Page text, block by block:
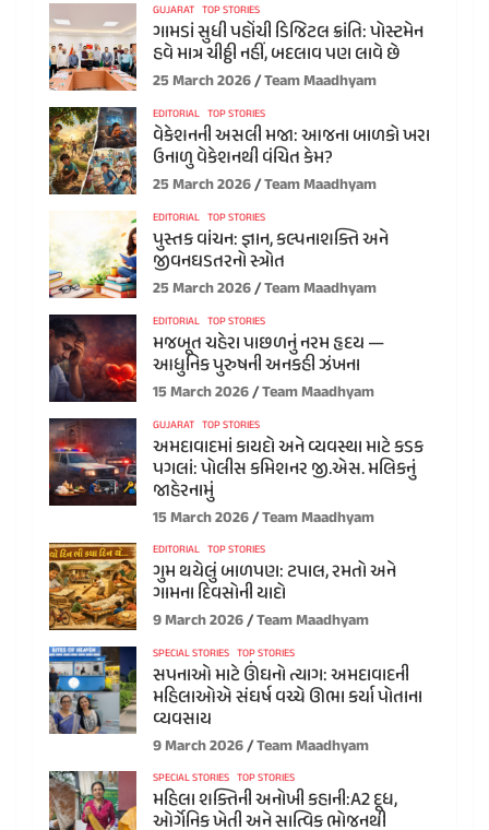
GUJARAT TOP STORIES
ગામડાં સુધી પહોંચી ડિજિટલ ક્રાંતિ: પોસ્ટમેન
હવે માત્ર ચીઠ્ઠી નહીં, બદલાવ પણ લાવે છે
25 March 2026 Team Maadhyam
EDITORIAL TOP STORIES
વેકેશનની અસલી મજા: આજના બાળકો ખરા
ઉનાળુ વેકેશનથી વંચિત કેમ?
25 March 2026 Team Maadhyam
EDITORIAL TOP STORIES
પુસ્તક વાંચન: જ્ઞાન, કલ્પનાશક્તિ અને
જીવનઘડતરનો સ્ત્રોત
25 March 2026 Team Maadhyam
EDITORIAL TOP STORIES
મજબૂત ચહેરા પાછળનું નરમ હૃદય —
આધુનિક પુરુષની અનકહી ઝંખના
15 March 2026 Team Maadhyam
GUJARAT TOP STORIES
અમદાવાદમાં કાયદો અને વ્યવસ્થા માટે કડક
પગલાં: પોલીસ કમિશનર જી.એસ. મલિકનું
જાહેરનામું
15 March 2026 Team Maadhyam
EDITORIAL TOP STORIES
ગુમ થયેલું બાળપણ: ટપાલ, રમતો અને
ગામના દિવસોની યાદો
9 March 2026 Team Maadhyam
SPECIAL STORIES TOP STORIES
સપનાઓ માટે ઊંઘનો ત્યાગ: અમદાવાદની
મહિલાઓએ સંઘર્ષ વચ્ચે ઊભા કર્યા પોતાના
વ્યવસાય
9 March 2026 Team Maadhyam
SPECIAL STORIES TOP STORIES
મહિલા શક્તિની અનોખી કહાની:A2 દૂધ,
ઓર્ગેનિક ખેતી અને સાત્વિક ભોજનથી